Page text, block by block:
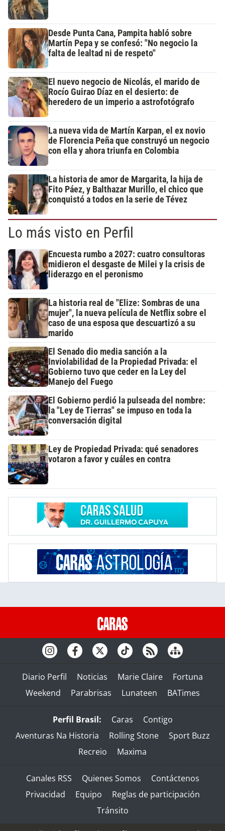
Desde Punta Cana, Pampita habló sobre
Martín Pepa y se confesó: "No negocio la
falta de lealtad ni de respeto"
El nuevo negocio de Nicolás, el marido de
Rocío Guirao Díaz en el desierto: de
heredero de un imperio a astrofotógrafo
La nueva vida de Martín Karpan, el ex novio
de Florencia Peña que construyó un negocio
con ella y ahora triunfa en Colombia
La historia de amor de Margarita, la hija de
Fito Páez, y Balthazar Murillo, el chico que
conquistó a todos en la serie de Tévez
Lo más visto en Perfil
Encuesta rumbo a 2027: cuatro consultoras
midieron el desgaste de Milei y la crisis de
liderazgo en el peronismo
La historia real de "Elize: Sombras de una
mujer", la nueva película de Netflix sobre el
caso de una esposa que descuartizó a su
marido
El Senado dio media sanción a la
Inviolabilidad de la Propiedad Privada: el
Gobierno tuvo que ceder en la Ley del
Manejo del Fuego
El Gobierno perdió la pulseada del nombre:
la "Ley de Tierras" se impuso en toda la
conversación digital
Ley de Propiedad Privada: qué senadores
votaron a favor y cuáles en contra
Diario Perfil Noticias Marie Claire
Fortuna
Weekend
Parabrisas Lunateen BATimes
Perfil Brasil: Caras
Contigo
Aventuras Na Historia
Rolling Stone
Sport Buzz
Recreio
Maxima
Canales RSS Quienes Somos
Contáctenos
Privacidad
Equipo
Reglas de participación
Tránsito